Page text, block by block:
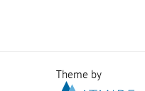
Theme by